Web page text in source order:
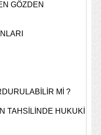
GÖZDEN
Mİ ?
TAHSİLİNDE HUKUKİ